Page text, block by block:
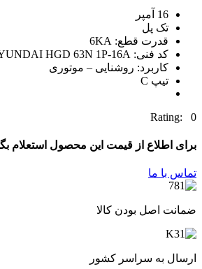
16 آمپر
تک پل
قدرت قطع: 6KA
کد فنی: HYUNDAI HGD 63N 1P-16A
کاربرد: روشنایی – موتوری
تیپ C
Rating: 0
برای اطلاع از قیمت این محصول استعلام
تماس با ما
ضمانت اصل بودن کالا
ارسال به سراسر کشور